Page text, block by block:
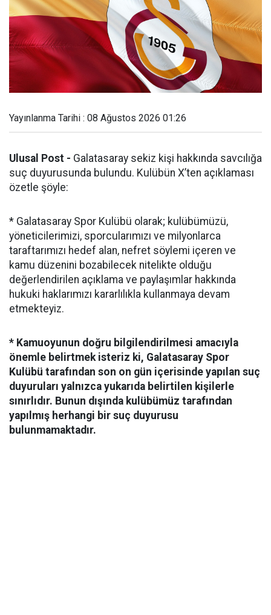
Yayınlanma Tarihi : 08 Ağustos 2026 01:26
Ulusal Post - Galatasaray sekiz kişi hakkında savcılığa
suç duyurusunda bulundu. Kulübün X’ten açıklaması
özetle şöyle:
* Galatasaray Spor Kulübü olarak; kulübümüzü,
yöneticilerimizi, sporcularımızı ve milyonlarca
taraftarımızı hedef alan, nefret söylemi içeren ve
kamu düzenini bozabilecek nitelikte olduğu
değerlendirilen açıklama ve paylaşımlar hakkında
hukuki haklarımızı kararlılıkla kullanmaya devam
etmekteyiz.
* Kamuoyunun doğru bilgilendirilmesi amacıyla
önemle belirtmek isteriz ki, Galatasaray Spor
Kulübü tarafından son on gün içerisinde yapılan suç
duyuruları yalnızca yukarıda belirtilen kişilerle
sınırlıdır. Bunun dışında kulübümüz tarafından
yapılmış herhangi bir suç duyurusu
bulunmamaktadır.